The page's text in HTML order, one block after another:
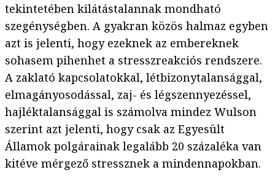
tekintetében kilátástalannak mondható
szegénységben. A gyakran közös halmaz egyben
azt is jelenti, hogy ezeknek az embereknek
sohasem pihenhet a stresszreakciós rendszere.
A zaklató kapcsolatokkal, létbizonytalansággal,
elmagányosodással, zaj- és légszennyezéssel,
hajléktalansággal is számolva mindez Wulson
szerint azt jelenti, hogy csak az Egyesült
Államok polgárainak legalább 20 százaléka van
kitéve mérgező stressznek a mindennapokban.